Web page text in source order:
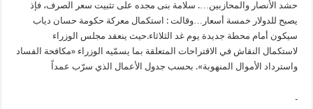
حشد الأنصار والمحازبين…. سلامة بنى مجده على تثبيت سعر الصرف، فإذ
يصبح للدولار خمسة أسعار…وقالت : استكمال معركة حكومة حسان دياب
سيكون أمام محطة جديدة يوم غد الثلاثاء.حيث ينعقد مجلس الوزراء
لاستكمال النقاش في الاقتراحات المتعلقة بما يسمّيه الوزراء «مكافحة الفساد
واسترداد الأموال المنهوبة». بحسب جدول الأعمال الذي سرّب عمداً